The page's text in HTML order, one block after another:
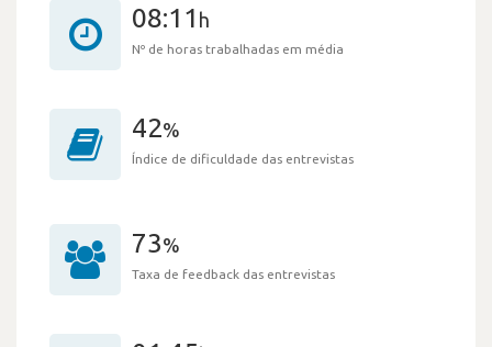
08:11 h
Nº de horas trabalhadas em média
42%
Índice de dificuldade das entrevistas
73%
Taxa de feedback das entrevistas